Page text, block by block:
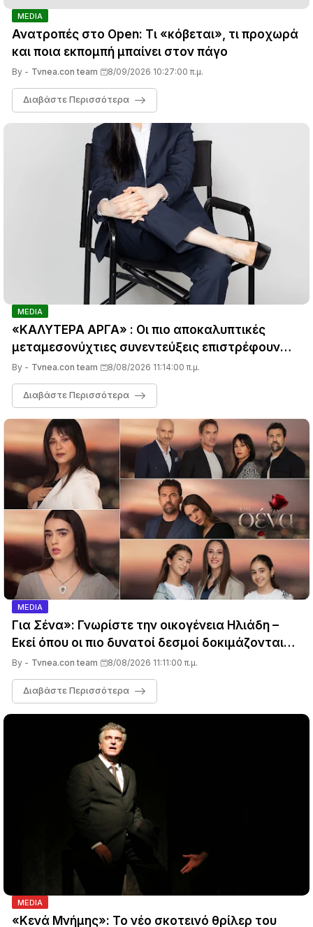
MEDIA
Ανατροπές στο Open: Τι «κόβεται», τι προχωρά
και ποια εκπομπή μπαίνει στον πάγο
By - Tvnea.con team 8/09/2026 10:27:00 π.μ.
Διαβάστε Περισσότερα
MEDIA
«ΚΑΛΥΤΕΡΑ ΑΡΓΑ» : Oι πιο αποκαλυπτικές
μεταμεσονύχτιες συνεντεύξεις επιστρέφουν
στο ACTION 24 - Πότε κάνουν πρεμιέρα;
By - Tvnea.con team 8/08/2026 11:14:00 π.μ.
Διαβάστε Περισσότερα
MEDIA
Για Σένα»: Γνωρίστε την οικογένεια Ηλιάδη –
Εκεί όπου οι πιο δυνατοί δεσμοί δοκιμάζονται
περισσότερο !
By - Tvnea.con team 8/08/2026 11:11:00 π.μ.
Διαβάστε Περισσότερα
MEDIA
«Κενά Μνήμης»: Το νέο σκοτεινό θρίλερ του